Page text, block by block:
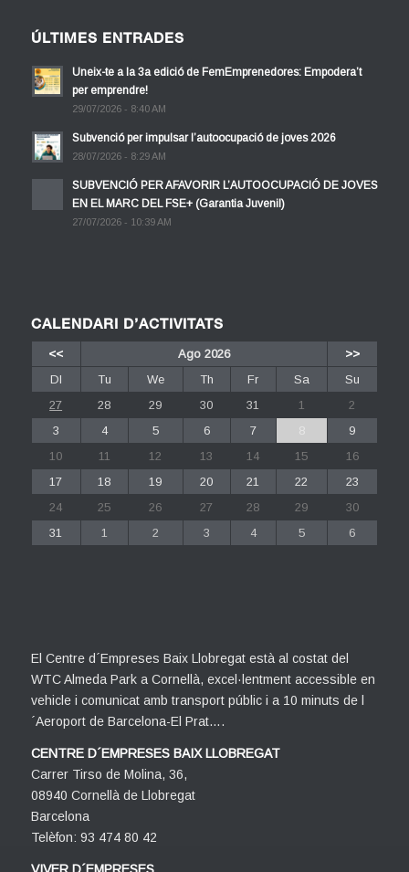
ÚLTIMES ENTRADES
Uneix-te a la 3a edició de FemEmprenedores: Empodera’t
per emprendre!
29/07/2026 - 8:40 AM
Subvenció per impulsar l’autoocupació de joves 2026
28/07/2026 - 8:29 AM
SUBVENCIÓ PER AFAVORIR L’AUTOOCUPACIÓ DE JOVES
EN EL MARC DEL FSE+ (Garantia Juvenil)
27/07/2026 - 10:39 AM
CALENDARI D’ACTIVITATS
<< Ago 2026
>>
Dl
Tu We Th Fr Sa
Su
27
28 29 30 31 1
2
3
4 5 6 7 8
9
10
11 12 13 14 15
16
17
18 19 20 21 22
23
24
25 26 27 28 29
30
31
1 2 3 4 5 6
El Centre d´Empreses Baix Llobregat està al costat del
WTC Almeda Park a Cornellà, excel·lentment accessible en
vehicle i comunicat amb transport públic i a 10 minuts de l
´Aeroport de Barcelona-El Prat….
CENTRE D´EMPRESES BAIX LLOBREGAT
Carrer Tirso de Molina, 36,
08940 Cornellà de Llobregat
Barcelona
Telèfon: 93 474 80 42
VIVER D´EMPRESES